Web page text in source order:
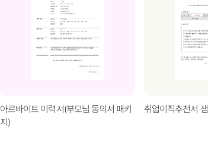
아르바이트 이력서(부모님 동의서 패키
지)
취업이직추천서